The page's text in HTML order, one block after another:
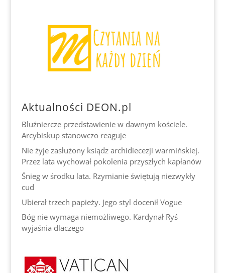
Aktualności DEON.pl
Bluźniercze przedstawienie w dawnym kościele.
Arcybiskup stanowczo reaguje
Nie żyje zasłużony ksiądz archidiecezji warmińskiej.
Przez lata wychował pokolenia przyszłych kapłanów
Śnieg w środku lata. Rzymianie świętują niezwykły
cud
Ubierał trzech papieży. Jego styl docenił Vogue
Bóg nie wymaga niemożliwego. Kardynał Ryś
wyjaśnia dlaczego